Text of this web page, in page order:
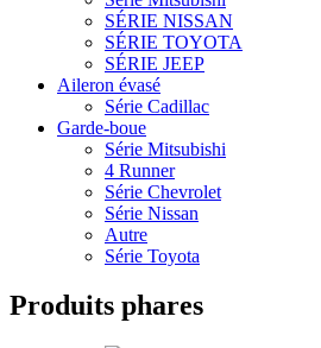
SÉRIE NISSAN
SÉRIE TOYOTA
SÉRIE JEEP
Aileron évasé
Série Cadillac
Garde-boue
Série Mitsubishi
4 Runner
Série Chevrolet
Série Nissan
Autre
Série Toyota
Produits phares